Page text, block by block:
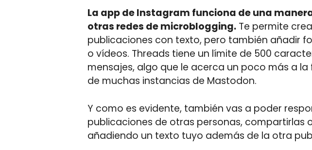
La app de Instagram funciona de una
otras redes de microblogging. Te permite
publicaciones con texto, pero también añadir
o vídeos. Threads tiene un límite de 500
mensajes, algo que le acerca un poco más a la
de muchas instancias de Mastodon.
Y como es evidente, también vas a poder
publicaciones de otras personas, compartirlas
añadiendo un texto tuyo además de la otra